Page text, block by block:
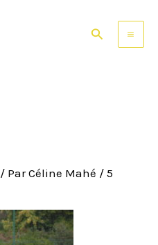
Rechercher
/ ParCéline Mahé /5